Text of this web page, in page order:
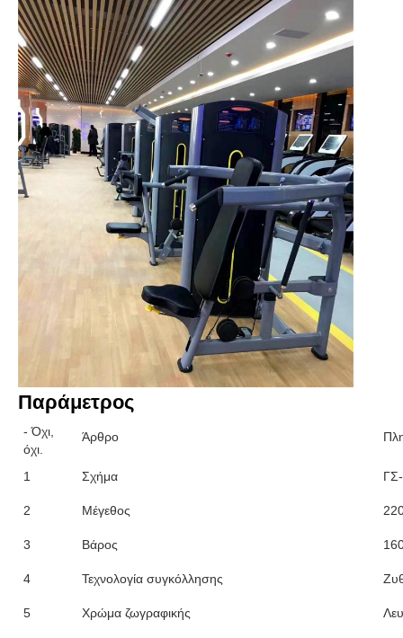
Παράμετρος
- Όχι,
όχι.
Άρθρο
1 Σχήμα
2 Μέγεθος
3 Βάρος
4 Τεχνολογία συγκόλλησης
5 Χρώμα ζωγραφικής